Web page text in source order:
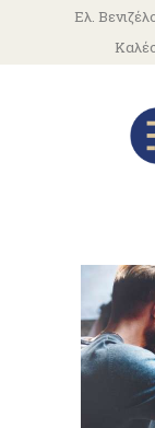
Ελ.
ΑΡΧΙΚΗ
Η